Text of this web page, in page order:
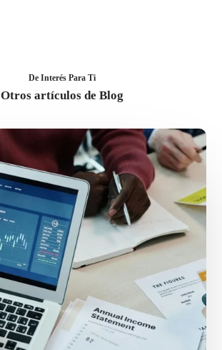
De Interés Para Ti
Otros artículos de Blog
Tendencias
geopolíticas
digitalización
industrial:
cómo
las
pymes
españolas
pueden
proteger
internacionalización